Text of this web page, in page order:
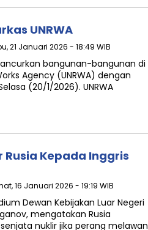
UNRWA
21 Januari 2026 - 18:49 WIB
bangunan-bangunan di
Agency (UNRWA) dengan
(20/1/2026). UNRWA
Kepada Inggris
16 Januari 2026 - 19:19 WIB
Dewan Kebijakan Luar Negeri
mengatakan Rusia
nuklir jika perang melawan